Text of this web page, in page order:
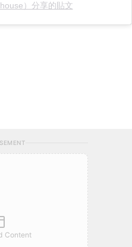
）分享的貼文
Content